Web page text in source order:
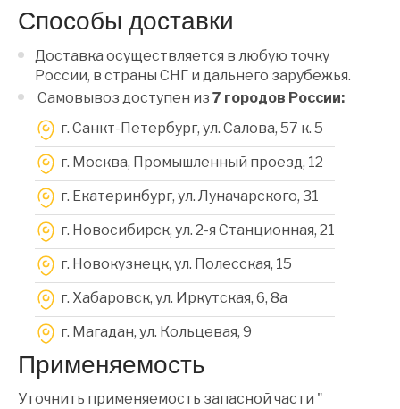
Способы доставки
Доставка осуществляется в любую точку
России, в страны СНГ и дальнего зарубежья.
Самовывоз доступен из 7 городов России:
г. Санкт-Петербург, ул. Салова, 57 к. 5
г. Москва, Промышленный проезд, 12
г. Екатеринбург, ул. Луначарского, 31
г. Новосибирск, ул. 2-я Станционная, 21
г. Новокузнецк, ул. Полесская, 15
г. Хабаровск, ул. Иркутская, 6, 8a
г. Магадан, ул. Кольцевая, 9
Применяемость
Уточнить применяемость запасной части "